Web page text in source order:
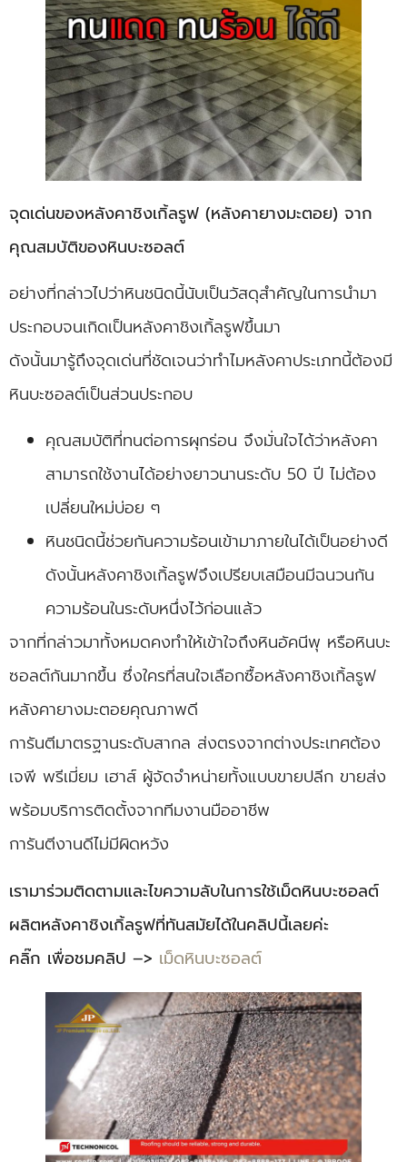
จุดเด่นของหลังคาชิงเกิ้ลรูฟ (หลังคายางมะตอย) จาก
คุณสมบัติของหินบะซอลต์
อย่างที่กล่าวไปว่าหินชนิดนี้นับเป็นวัสดุสำคัญในการนำมา
ประกอบจนเกิดเป็นหลังคาชิงเกิ้ลรูฟขึ้นมา
ดังนั้นมารู้ถึงจุดเด่นที่ชัดเจนว่าทำไมหลังคาประเภทนี้ต้องมี
หินบะซอลต์เป็นส่วนประกอบ
คุณสมบัติที่ทนต่อการผุกร่อน จึงมั่นใจได้ว่าหลังคา
สามารถใช้งานได้อย่างยาวนานระดับ 50 ปี ไม่ต้อง
เปลี่ยนใหม่บ่อย ๆ
หินชนิดนี้ช่วยกันความร้อนเข้ามาภายในได้เป็นอย่างดี
ดังนั้นหลังคาชิงเกิ้ลรูฟจึงเปรียบเสมือนมีฉนวนกัน
ความร้อนในระดับหนึ่งไว้ก่อนแล้ว
จากที่กล่าวมาทั้งหมดคงทำให้เข้าใจถึงหินอัคนีพุ หรือหินบะ
ซอลต์กันมากขึ้น ซึ่งใครที่สนใจเลือกซื้อหลังคาชิงเกิ้ลรูฟ
หลังคายางมะตอยคุณภาพดี
การันตีมาตรฐานระดับสากล ส่งตรงจากต่างประเทศต้อง
เจพี พรีเมี่ยม เฮาส์ ผู้จัดจำหน่ายทั้งแบบขายปลีก ขายส่ง
พร้อมบริการติดตั้งจากทีมงานมืออาชีพ
การันตีงานดีไม่มีผิดหวัง
เรามาร่วมติดตามและไขความลับในการใช้เม็ดหินบะซอลต์
ผลิตหลังคาชิงเกิ้ลรูฟที่ทันสมัยได้ในคลิปนี้เลยค่ะ
คลิ๊ก เพื่อชมคลิป –> เม็ดหินบะซอลต์